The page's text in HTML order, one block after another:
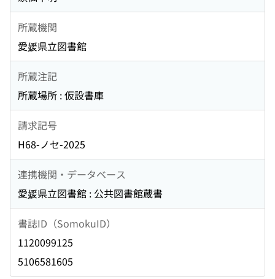
所蔵機関
愛媛県立図書館
所蔵注記
所蔵場所 : 仮設書庫
請求記号
H68-ノセ-2025
連携機関・データベース
愛媛県立図書館 : 公共図書館蔵書
書誌ID（SomokuID）
1120099125
5106581605